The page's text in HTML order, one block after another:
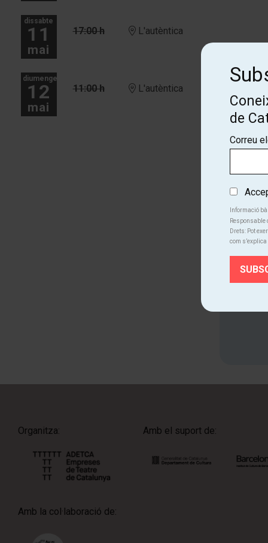
dissabte
11
mai
17:00 h L'autèntica
diumenge
12
mai
11:00 h L'autèntica
Organitza: Amb el suport de:
Amb la col·laboració de:
de
Correu
Informació
Responsable
Drets: Pot
com